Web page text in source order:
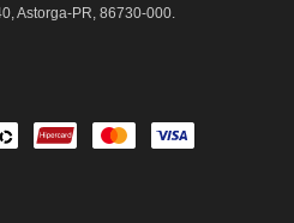
Astorga-PR, 86730-000.